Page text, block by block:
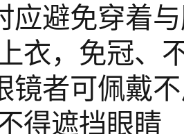
应避免穿着
衣，免冠、
镜者可佩戴
得遮挡眼睛